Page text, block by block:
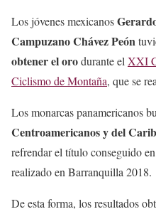
Los jóvenes mexicanos
Campuzano Chávez Peón
obtener el orodurante el XXI
Ciclismo de Montaña, que se
Los monarcas panamericanos
Centroamericanos y del
refrendar el título conseguido
realizado en Barranquilla 2018.
De esta forma, los resultados